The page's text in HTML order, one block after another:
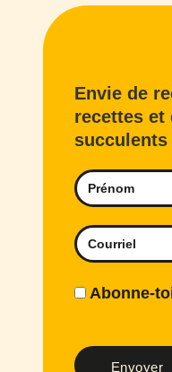
Envie de
recettes et
Abonne-